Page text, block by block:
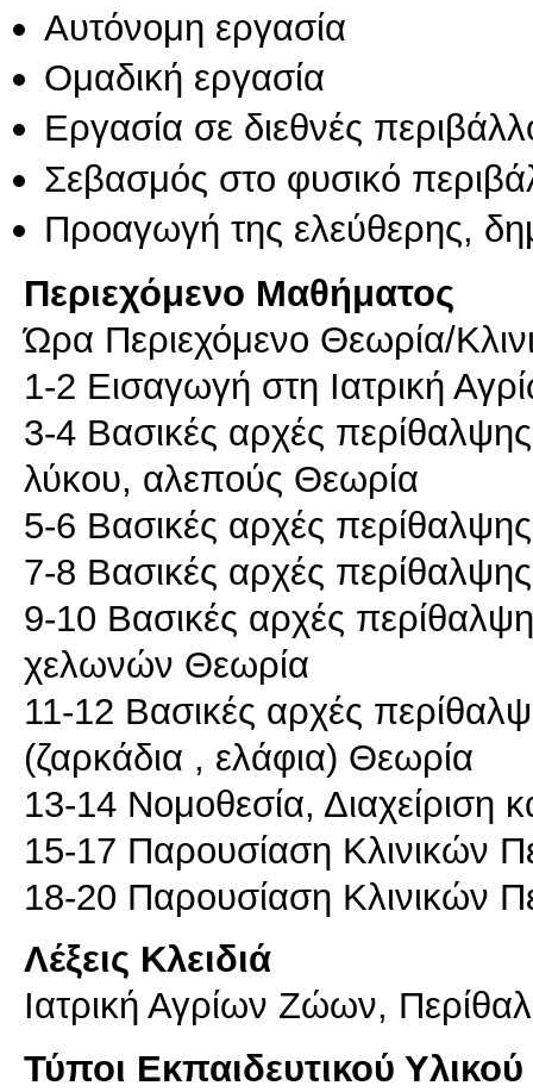
Αυτόνομη εργασία
Ομαδική εργασία
Εργασία σε διεθνές
Σεβασμός στο φυσικό
Προαγωγή της ελεύθερης,
Περιεχόμενο Μαθήματος
Ώρα Περιεχόμενο Θεωρία/
1-2 Εισαγωγή στη Ιατρική
3-4 Βασικές αρχές
λύκου, αλεπούς Θεωρία
5-6 Βασικές αρχές
7-8 Βασικές αρχές
9-10 Βασικές αρχές
χελωνών Θεωρία
11-12 Βασικές αρχές
(ζαρκάδια , ελάφια) Θεωρία
13-14 Νομοθεσία,
15-17 Παρουσίαση Κλινικών
Λέξεις Κλειδιά
Ιατρική Αγρίων Ζώων,
Τύποι Εκπαιδευτικού Υλικού